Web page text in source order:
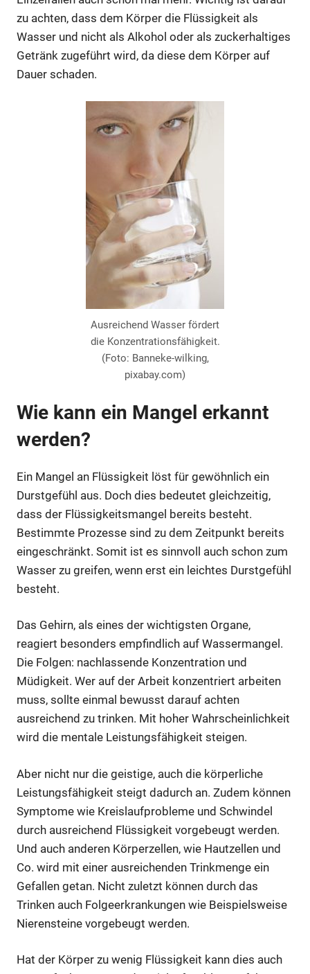
zu achten, dass dem Körper die Flüssigkeit als
Wasser und nicht als Alkohol oder als zuckerhaltiges
Getränk zugeführt wird, da diese dem Körper auf
Dauer schaden.
Ausreichend Wasser fördert
die Konzentrationsfähigkeit.
(Foto: Banneke-wilking,
pixabay.com)
Wie kann ein Mangel erkannt
werden?
Ein Mangel an Flüssigkeit löst für gewöhnlich ein
Durstgefühl aus. Doch dies bedeutet gleichzeitig,
dass der Flüssigkeitsmangel bereits besteht.
Bestimmte Prozesse sind zu dem Zeitpunkt bereits
eingeschränkt. Somit ist es sinnvoll auch schon zum
Wasser zu greifen, wenn erst ein leichtes Durstgefühl
besteht.
Das Gehirn, als eines der wichtigsten Organe,
reagiert besonders empfindlich auf Wassermangel.
Die Folgen: nachlassende Konzentration und
Müdigkeit. Wer auf der Arbeit konzentriert arbeiten
muss, sollte einmal bewusst darauf achten
ausreichend zu trinken. Mit hoher Wahrscheinlichkeit
wird die mentale Leistungsfähigkeit steigen.
Aber nicht nur die geistige, auch die körperliche
Leistungsfähigkeit steigt dadurch an. Zudem können
Symptome wie Kreislaufprobleme und Schwindel
durch ausreichend Flüssigkeit vorgebeugt werden.
Und auch anderen Körperzellen, wie Hautzellen und
Co. wird mit einer ausreichenden Trinkmenge ein
Gefallen getan. Nicht zuletzt können durch das
Trinken auch Folgeerkrankungen wie Beispielsweise
Nierensteine vorgebeugt werden.
Hat der Körper zu wenig Flüssigkeit kann dies auch